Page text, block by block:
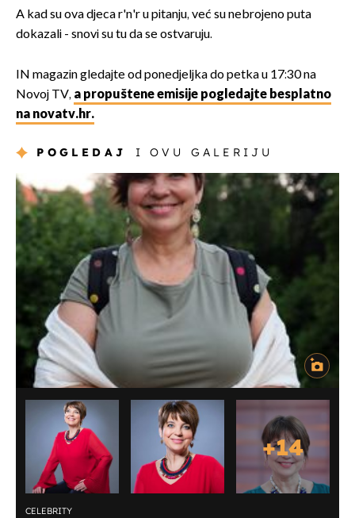
A kad su ova djeca r'n'r u pitanju, već su nebrojeno puta
dokazali - snovi su tu da se ostvaruju.
IN magazin gledajte od ponedjeljka do petka u 17:30 na
Novoj TV, a propuštene emisije pogledajte besplatno
na novatv.hr.
POGLEDAJ I OVU GALERIJU
+14
CELEBRITY